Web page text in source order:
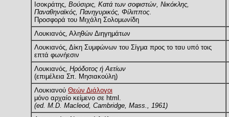
Ισοκράτης, Βούσιρις, Κατά των σοφιστών, Νικόκλης,
Παναθηναϊκός, Πανηγυρικός, Φίλιππος.
Προσφορά του Μιχάλη Σολομωνίδη
Λουκιανός, Αληθών Διηγημάτων
Λουκιανός, Δίκη Συμφώνων του Σίγμα προς το ταυ υπό τοις
επτά φωνήεσιν
Λουκιανός, Ηρόδοτος ή Αετίων
(επιμέλεια Σπ. Μησιακούλη)
Λουκιανού Θεών Διάλογοι
μόνο αρχαίο κείμενο σε html.
(ed. M.D. Macleod, Cambridge, Mass., 1961)